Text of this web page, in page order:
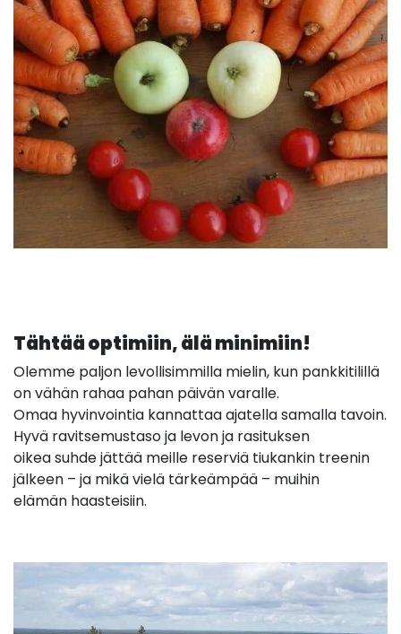
Tähtää optimiin, älä minimiin!
Olemme paljon levollisimmilla mielin, kun pankkitilillä
on vähän rahaa pahan päivän varalle.
Omaa hyvinvointia kannattaa ajatella samalla tavoin.
Hyvä ravitsemustaso ja levon ja rasituksen
oikea suhde jättää meille reserviä tiukankin treenin
jälkeen – ja mikä vielä tärkeämpää – muihin
elämän haasteisiin.